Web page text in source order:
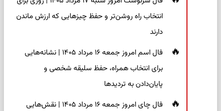
انتخاب راه روشن‌تر و حفظ چیزهایی که ارزش ماندن
دارند
فال اسم امروز جمعه ۱۶ مرداد ۱۴۰۵ | نشانه‌هایی
برای انتخاب همراه، حفظ سلیقه شخصی و
پایان‌دادن به تردیدها
فال چای امروز جمعه ۱۶ مرداد ۱۴۰۵ | نقش‌هایی